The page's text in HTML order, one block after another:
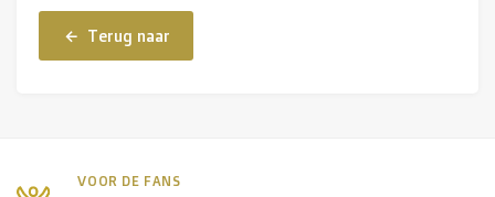
Thierry Neuville
Terug naar
VOOR DE FANS